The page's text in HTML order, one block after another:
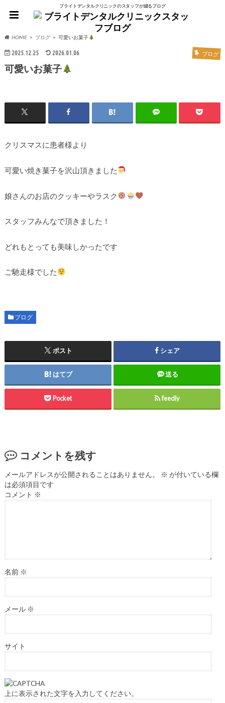
ブライトデンタルクリニックのスタッフが綴るブログ
HOME ブログ 可愛いお菓子
2025.12.25 2026.01.06 ブログ
可愛いお菓子
クリスマスに患者様より
可愛い焼き菓子を沢山頂きました
娘さんのお店のクッキーやラスク
スタッフみんなで頂きました！
どれもとっても美味しかったです
ご馳走様でした
ブログ
ポスト シェア
はてブ 送る
Pocket feedly
コメントを残す
メールアドレスが公開されることはありません。 ※ が付いている欄
は必須項目です
コメント ※
名前 ※
メール ※
サイト
上に表示された文字を入力してください。